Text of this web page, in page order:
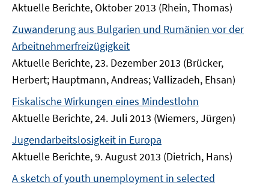
Aktuelle Berichte, Oktober 2013 (Rhein, Thomas)
Zuwanderung aus Bulgarien und Rumänien vor der
Arbeitnehmer­freizügigkeit
Aktuelle Berichte, 23. Dezember 2013 (Brücker,
Herbert; Hauptmann, Andreas; Vallizadeh, Ehsan)
Fiskalische Wirkungen eines Mindestlohn
Aktuelle Berichte, 24. Juli 2013 (Wiemers, Jürgen)
Jugendarbeitslosigkeit in Europa
Aktuelle Berichte, 9. August 2013 (Dietrich, Hans)
A sketch of youth unemployment in selected